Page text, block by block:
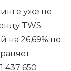
уже не
TWS.
на 26,69% по
437 650